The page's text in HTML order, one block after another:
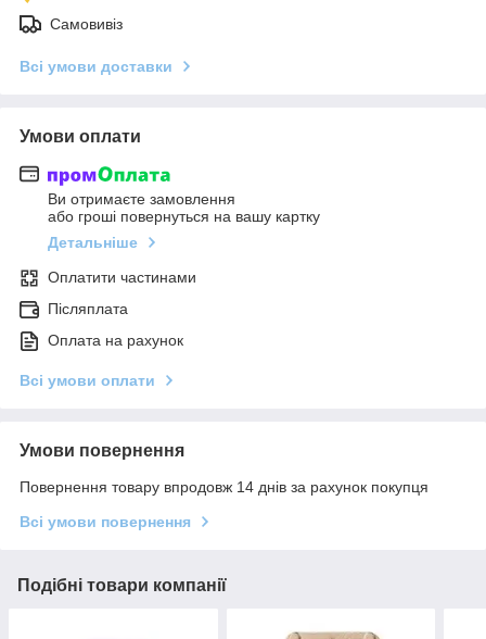
Самовивіз
Всі умови доставки
Умови оплати
Ви отримаєте замовлення
або гроші повернуться на вашу картку
Детальніше
Оплатити частинами
Післяплата
Оплата на рахунок
Всі умови оплати
Умови повернення
Повернення товару впродовж 14 днів за рахунок покупця
Всі умови повернення
Подібні товари компанії